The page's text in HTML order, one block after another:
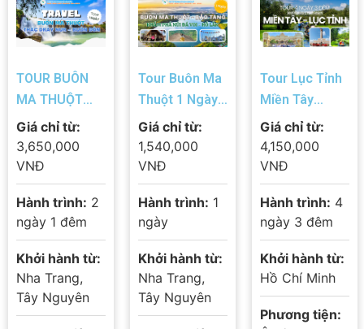
TOUR BUÔN
MA THUỘT
2N1Đ – KHÁM
PHÁ THỦ PHỦ
CÀ PHÊ ĐẠI
NGÀN TÂY
NGUYÊN
Giá chỉ từ:
3,650,000
VNĐ
Hành trình: 2
ngày 1 đêm
Khởi hành từ:
Nha Trang,
Tây Nguyên
Tour Buôn Ma
Thuột 1 Ngày:
Bảo Tàng Thế
Giới Cà Phê –
Núi Đá Voi –
Hồ Lăk 2026
Giá chỉ từ:
1,540,000
VNĐ
Hành trình: 1
ngày
Khởi hành từ:
Nha Trang,
Tây Nguyên
Tour Lục Tỉnh
Miền Tây
4N3Đ: Mỹ Tho
– Châu Đốc –
Cần Thơ – Cà
Mau – Bạc
Liêu – Sóc
Trăng
Giá chỉ từ:
4,150,000
VNĐ
Hành trình: 4
ngày 3 đêm
Khởi hành từ:
Hồ Chí Minh
Phương tiện: